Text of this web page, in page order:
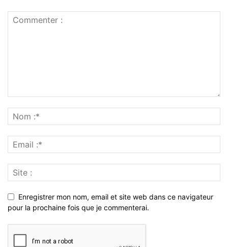
Enregistrer mon nom, email et site web dans ce navigateur
pour la prochaine fois que je commenterai.